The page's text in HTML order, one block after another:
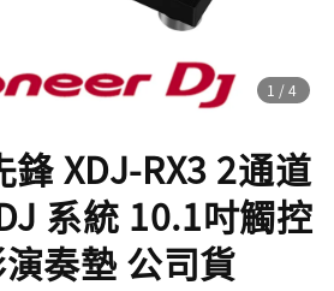
1 /4
鋒 XDJ-RX3 2通道
系統 10.1吋觸控
奏墊 公司貨